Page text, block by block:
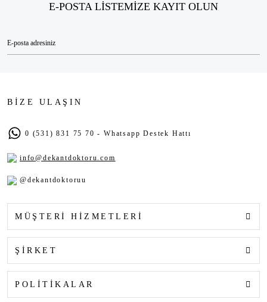
E-POSTA LİSTEMİZE KAYIT OLUN
BİZE ULAŞIN
0 (531) 831 75 70 - Whatsapp Destek Hattı
info@dekantdoktoru.com
@dekantdoktoruu
MÜŞTERİ HİZMETLERİ
ŞİRKET
POLİTİKALAR